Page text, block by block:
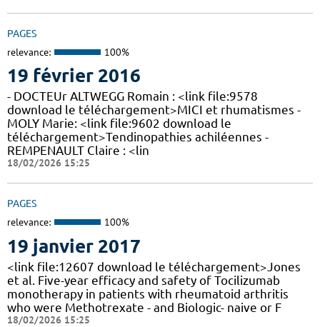
PAGES
relevance: 100%
19 février 2016
- DOCTEUr ALTWEGG Romain : <link file:9578
download le téléchargement>MICI et rhumatismes -
MOLY Marie: <link file:9602 download le
téléchargement>Tendinopathies achiléennes -
REMPENAULT Claire : <lin
18/02/2026 15:25
PAGES
relevance: 100%
19 janvier 2017
<link file:12607 download le téléchargement>Jones
et al. Five-year efficacy and safety of Tocilizumab
monotherapy in patients with rheumatoid arthritis
who were Methotrexate - and Biologic- naive or F
18/02/2026 15:25